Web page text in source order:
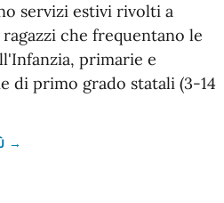
servizi estivi rivolti a
che frequentano le
primarie e
di primo grado statali (3-14
→